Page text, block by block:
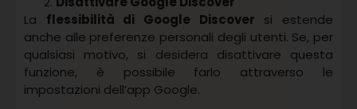
La flessibilità di Google Discover si estende
anche alle preferenze personali degli utenti. Se, per
qualsiasi motivo, si desidera disattivare questa
funzione, è possibile farlo attraverso le
impostazioni dell’app Google.